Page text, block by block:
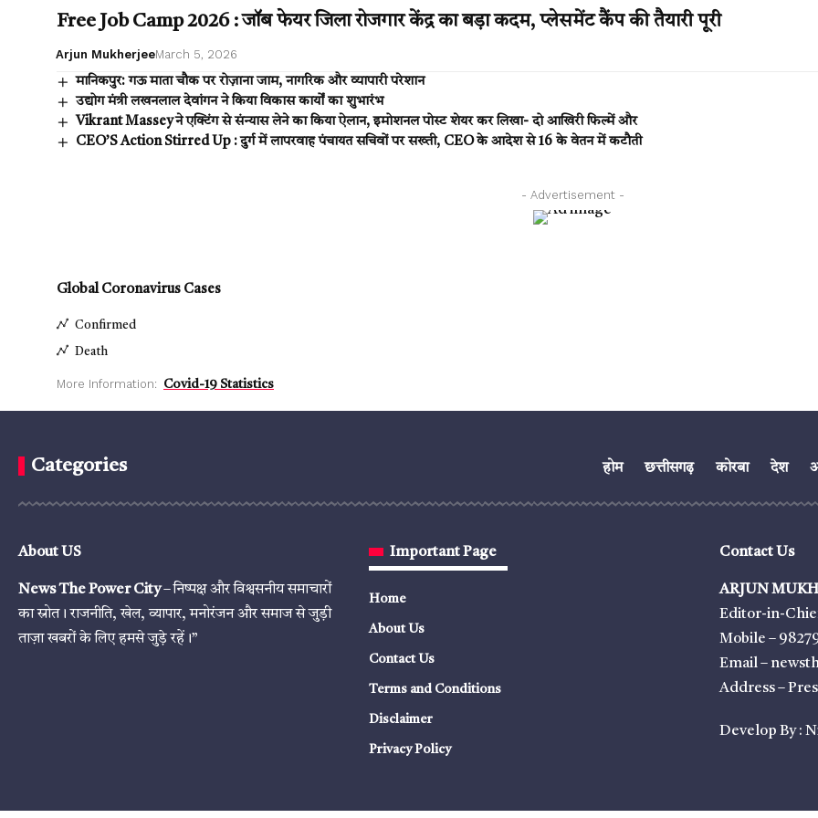
Free Job Camp 2026 : जॉब फेयर जिला रोजगार केंद्र का बड़ा कदम, प्लेसमेंट कैंप की तैयारी पूरी
Arjun MukherjeeMarch 5, 2026
मानिकपुर: गऊ माता चौक पर रोज़ाना जाम, नागरिक और व्यापारी परेशान
उद्योग मंत्री लखनलाल देवांगन ने किया विकास कार्यों का शुभारंभ
Vikrant Massey ने एक्टिंग से संन्यास लेने का किया ऐलान, इमोशनल पोस्ट शेयर कर लिखा- दो आखिरी फिल्में और
CEO’S Action Stirred Up : दुर्ग में लापरवाह पंचायत सचिवों पर सख्ती, CEO के आदेश से 16 के वेतन में कटौती
- Advertisement -
Global Coronavirus Cases
Confirmed
Death
More Information: Covid-19 Statistics
Categories होम छत्तीसगढ़ कोरबा देश
About US
News The Power City– निष्पक्ष और विश्वसनीय समाचारों
का स्रोत। राजनीति, खेल, व्यापार, मनोरंजन और समाज से जुड़ी
ताज़ा खबरों के लिए हमसे जुड़े रहें।”
Important Page
Home
About Us
Contact Us
Terms and Conditions
Disclaimer
Privacy Policy
Contact Us
ARJUN
Editor-in-
Mobile –
Email –
Address –
Develop By :